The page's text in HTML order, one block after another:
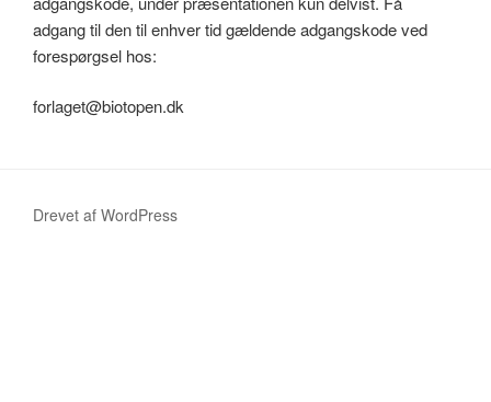
adgang til den til enhver tid gældende adgangskode ved
forespørgsel hos:
forlaget@biotopen.dk
Drevet af WordPress